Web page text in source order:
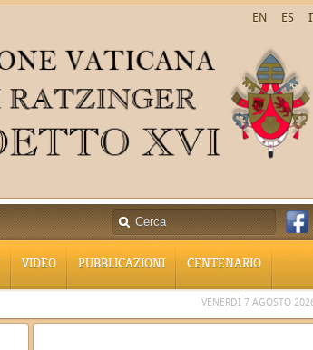
ES
EN
VIDEO PUBBLICAZIONI CENTENARIO
VENERDÌ 7 AGOSTO